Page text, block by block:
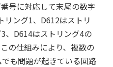
号に対応して末尾の数字
リング1、D612はストリ
、D614はストリング4の
の仕組みにより、複数の
も問題が起きている回路